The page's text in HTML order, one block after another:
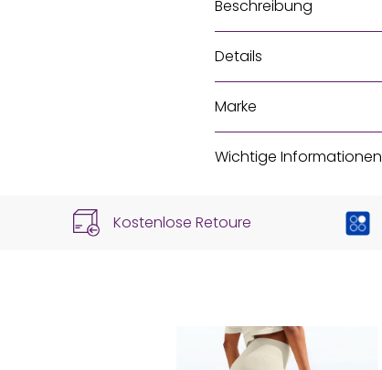
Beschreibung
Details
Marke
Wichtige Informationen
Kostenlose Retoure